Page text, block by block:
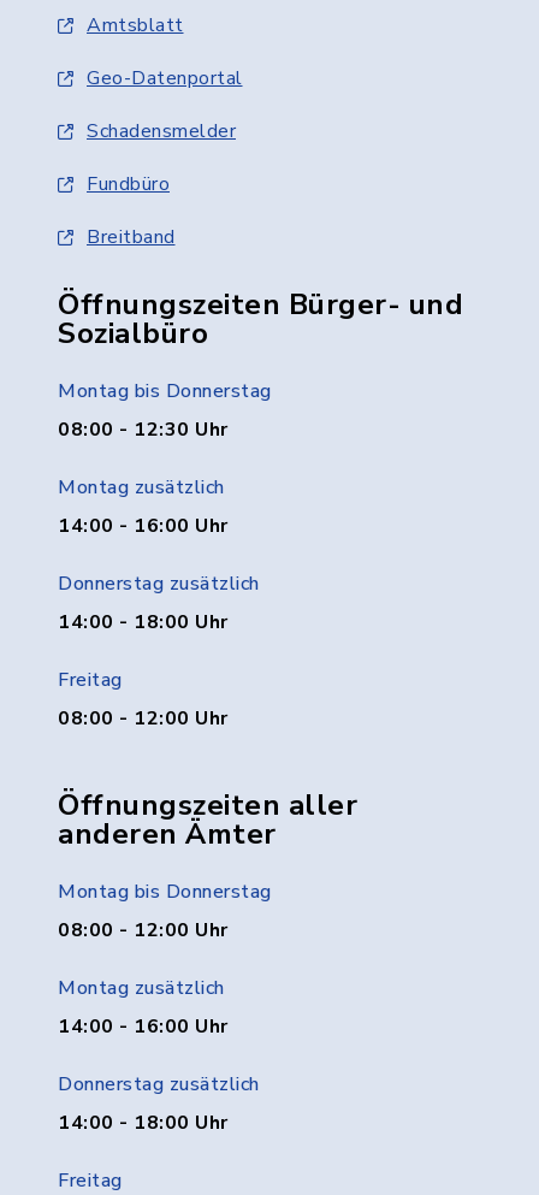
Amtsblatt
Geo-Datenportal
Schadensmelder
Fundbüro
Breitband
Öffnungszeiten Bürger- und
Sozialbüro
Montag bis Donnerstag
08:00 - 12:30 Uhr
Montag zusätzlich
14:00 - 16:00 Uhr
Donnerstag zusätzlich
14:00 - 18:00 Uhr
Freitag
08:00 - 12:00 Uhr
Öffnungszeiten aller
anderen Ämter
Montag bis Donnerstag
08:00 - 12:00 Uhr
Montag zusätzlich
14:00 - 16:00 Uhr
Donnerstag zusätzlich
14:00 - 18:00 Uhr
Freitag